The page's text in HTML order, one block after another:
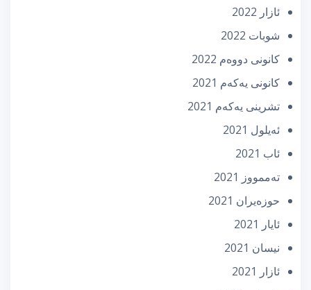
ئازار 2022
شوبات 2022
كانونی دووه‌م 2022
كانونی یه‌كه‌م 2021
تشرینی یه‌كه‌م 2021
ئه‌یلول 2021
ئاب 2021
تەممووز 2021
حوزه‌یران 2021
ئایار 2021
نیسان 2021
ئازار 2021